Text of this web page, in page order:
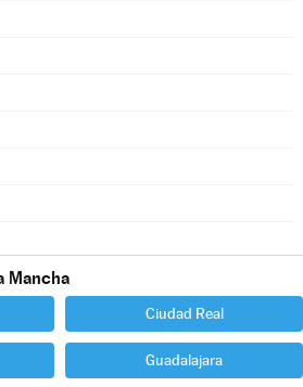
Mancha
Ciudad Real
Guadalajara